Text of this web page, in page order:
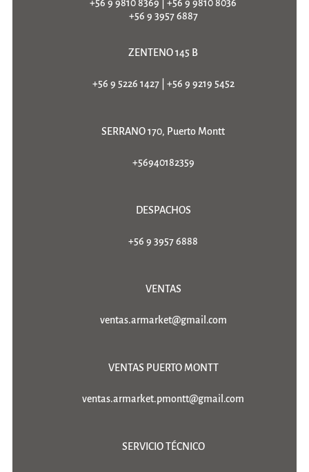
+56 9 9810 8369
+56 9 9810 8036
+56 9 3957 6887
ZENTENO 145 B
+56 9 5226 1427| +56 9 9219 5452
SERRANO 170, Puerto Montt
+56940182359
DESPACHOS
+56 9 3957 6888
VENTAS
ventas.armarket@gmail.com
VENTAS PUERTO MONTT
ventas.armarket.pmontt@gmail.com
SERVICIO TÉCNICO